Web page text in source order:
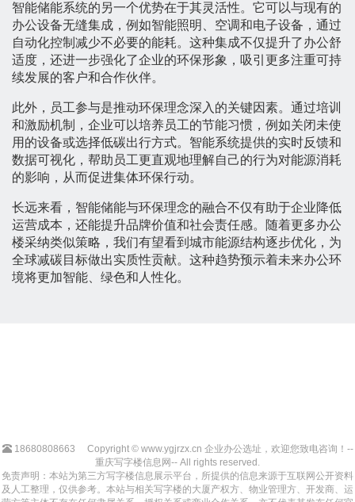
智能储能系统的另一个优势在于其灵活性。它可以与现有的
办公设备无缝集成，例如智能照明、空调和电子设备，通过
自动化控制减少不必要的能耗。这种集成不仅提升了办公舒
适度，还进一步强化了企业的环保形象，吸引更多注重可持
续发展的客户和合作伙伴。
此外，员工参与是推动环保理念深入的关键因素。通过培训
和激励机制，企业可以培养员工的节能习惯，例如关闭未使
用的设备或选择低碳出行方式。智能系统提供的实时反馈和
数据可视化，帮助员工更直观地理解自己的行为对能源消耗
的影响，从而促进集体环保行动。
长远来看，智能储能与环保理念的融合不仅有助于企业降低
运营成本，还能提升品牌价值和社会责任感。随着更多办公
楼采纳类似策略，我们有望看到城市能源结构逐步优化，为
全球减碳目标做出实质性贡献。这种趋势预示着未来办公环
境将更加智能、绿色和人性化。
18680808663
Copyright © www.ygjrzx.cn 企业办公选址，欢迎您致电咨询！--
重庆写字楼信息网-- All rights reserved.
免责声明：本站为第三方写字楼信息展示平台，所提供的信息来源于互联网公开资料
及人工整理，仅供参考。本站与相关写字楼的大厦产权方、物业管理方、开发商、运